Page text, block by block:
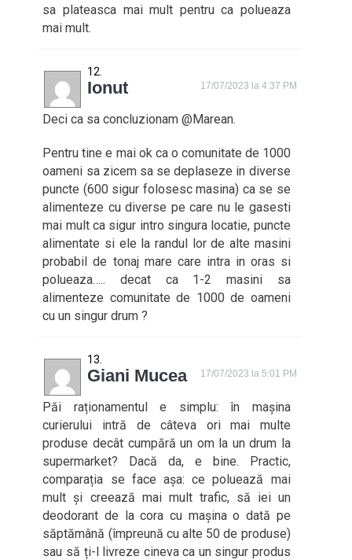
sa plateasca mai mult pentru ca polueaza
mai mult.
Ionut 17/07/2023 la 4:37 PM
Deci ca sa concluzionam @Marean.
Pentru tine e mai ok ca o comunitate de 1000
oameni sa zicem sa se deplaseze in diverse
puncte (600 sigur folosesc masina) ca se se
alimenteze cu diverse pe care nu le gasesti
mai mult ca sigur intro singura locatie, puncte
alimentate si ele la randul lor de alte masini
probabil de tonaj mare care intra in oras si
polueaza….. decat ca 1-2 masini sa
alimenteze comunitate de 1000 de oameni
cu un singur drum ?
Giani Mucea 17/07/2023 la 5:01 PM
Păi raționamentul e simplu: în mașina
curierului intră de câteva ori mai multe
produse decât cumpără un om la un drum la
supermarket? Dacă da, e bine. Practic,
comparația se face așa: ce poluează mai
mult și creează mai mult trafic, să iei un
deodorant de la cora cu mașina o dată pe
săptămână (împreună cu alte 50 de produse)
sau să ți-l livreze cineva ca un singur produs